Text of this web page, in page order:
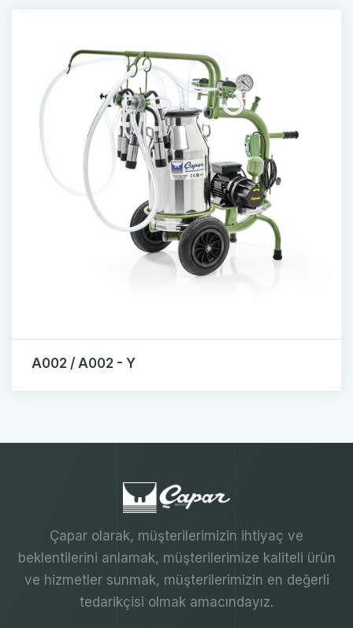
A002 / A002 - Y
Çapar olarak, müşterilerimizin ihtiyaç ve
beklentilerini anlamak, müşterilerimize kaliteli ürün
ve hizmetler sunmak, müşterilerimizin en değerli
tedarikçisi olmak amacındayız.